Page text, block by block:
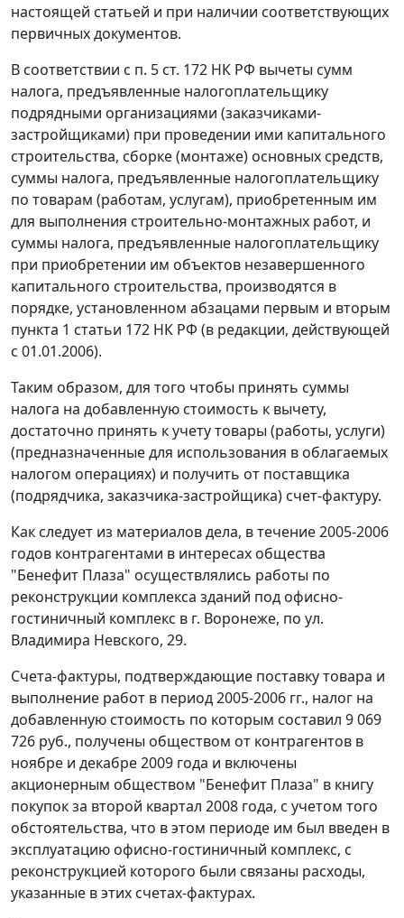
настоящей статьей и при наличии соответствующих
первичных документов.
В соответствии с п. 5 ст. 172 НК РФ вычеты сумм
налога, предъявленные налогоплательщику
подрядными организациями (заказчиками-
застройщиками) при проведении ими капитального
строительства, сборке (монтаже) основных средств,
суммы налога, предъявленные налогоплательщику
по товарам (работам, услугам), приобретенным им
для выполнения строительно-монтажных работ, и
суммы налога, предъявленные налогоплательщику
при приобретении им объектов незавершенного
капитального строительства, производятся в
порядке, установленном абзацами первым и вторым
пункта 1 статьи 172 НК РФ (в редакции, действующей
с 01.01.2006).
Таким образом, для того чтобы принять суммы
налога на добавленную стоимость к вычету,
достаточно принять к учету товары (работы, услуги)
(предназначенные для использования в облагаемых
налогом операциях) и получить от поставщика
(подрядчика, заказчика-застройщика) счет-фактуру.
Как следует из материалов дела, в течение 2005-2006
годов контрагентами в интересах общества
"Бенефит Плаза" осуществлялись работы по
реконструкции комплекса зданий под офисно-
гостиничный комплекс в г. Воронеже, по ул.
Владимира Невского, 29.
Счета-фактуры, подтверждающие поставку товара и
выполнение работ в период 2005-2006 гг., налог на
добавленную стоимость по которым составил 9 069
726 руб., получены обществом от контрагентов в
ноябре и декабре 2009 года и включены
акционерным обществом "Бенефит Плаза" в книгу
покупок за второй квартал 2008 года, с учетом того
обстоятельства, что в этом периоде им был введен в
эксплуатацию офисно-гостиничный комплекс, с
реконструкцией которого были связаны расходы,
указанные в этих счетах-фактурах.